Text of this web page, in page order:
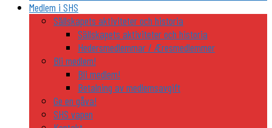
Medlem i SHS
Sällskapets aktiviteter och historia
Sällskapets aktiviteter och historia
Hedersmedlemmar / Æresmedlemmer
Bli medlem!
Bli medlem!
Betalning av medlemsavgift
Ge en gåva!
SHS vapen